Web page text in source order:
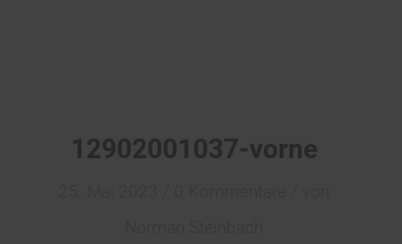
12902001037-vorne